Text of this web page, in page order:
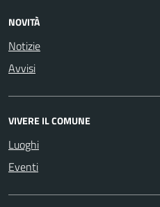
NOVITÀ
Notizie
Avvisi
VIVERE IL COMUNE
Luoghi
Eventi